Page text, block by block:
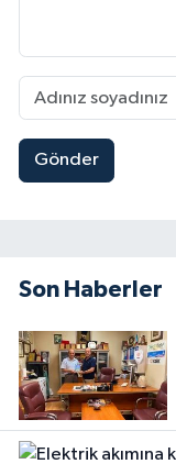
Gönder
Son Haberler